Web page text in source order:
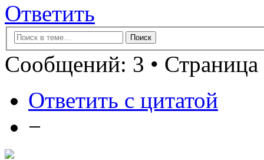
Ответить
Сообщений: 3 • Страница
Ответить с цитатой
−